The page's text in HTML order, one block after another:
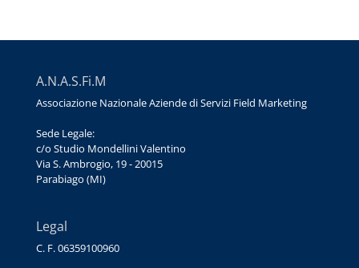
A.N.A.S.Fi.M
Associazione Nazionale Aziende di Servizi Field Marketing
Sede Legale:
c/o Studio Mondellini Valentino
Via S. Ambrogio, 19 - 20015
Parabiago (MI)
Legal
C. F. 06359100960